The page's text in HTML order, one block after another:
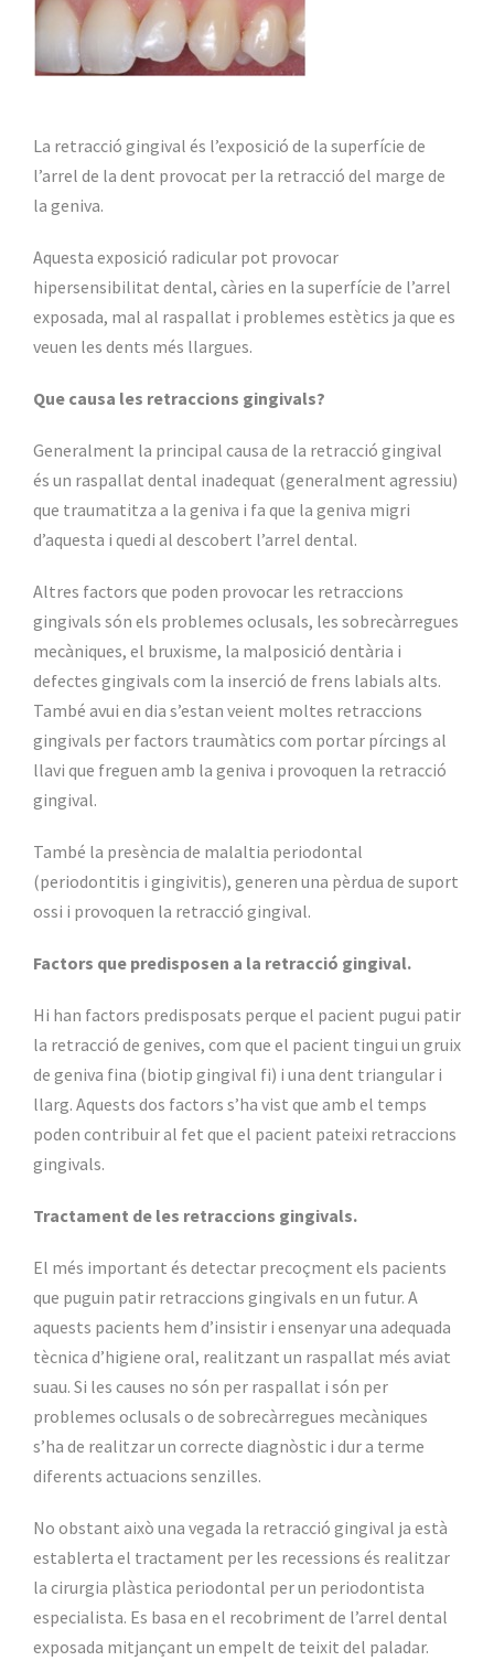
La retracció gingival és l’exposició de la superfície de
l’arrel de la dent provocat per la retracció del marge de
la geniva.
Aquesta exposició radicular pot provocar
hipersensibilitat dental, càries en la superfície de l’arrel
exposada, mal al raspallat i problemes estètics ja que es
veuen les dents més llargues.
Que causa les retraccions gingivals?
Generalment la principal causa de la retracció gingival
és un raspallat dental inadequat (generalment agressiu)
que traumatitza a la geniva i fa que la geniva migri
d’aquesta i quedi al descobert l’arrel dental.
Altres factors que poden provocar les retraccions
gingivals són els problemes oclusals, les sobrecàrregues
mecàniques, el bruxisme, la malposició dentària i
defectes gingivals com la inserció de frens labials alts.
També avui en dia s’estan veient moltes retraccions
gingivals per factors traumàtics com portar pírcings al
llavi que freguen amb la geniva i provoquen la retracció
gingival.
També la presència de malaltia periodontal
(periodontitis i gingivitis), generen una pèrdua de suport
ossi i provoquen la retracció gingival.
Factors que predisposen a la retracció gingival.
Hi han factors predisposats perque el pacient pugui patir
la retracció de genives, com que el pacient tingui un gruix
de geniva fina (biotip gingival fi) i una dent triangular i
llarg. Aquests dos factors s’ha vist que amb el temps
poden contribuir al fet que el pacient pateixi retraccions
gingivals.
Tractament de les retraccions gingivals.
El més important és detectar precoçment els pacients
que puguin patir retraccions gingivals en un futur. A
aquests pacients hem d’insistir i ensenyar una adequada
tècnica d’higiene oral, realitzant un raspallat més aviat
suau. Si les causes no són per raspallat i són per
problemes oclusals o de sobrecàrregues mecàniques
s’ha de realitzar un correcte diagnòstic i dur a terme
diferents actuacions senzilles.
No obstant això una vegada la retracció gingival ja està
establerta el tractament per les recessions és realitzar
la cirurgia plàstica periodontal per un periodontista
especialista. Es basa en el recobriment de l’arrel dental
exposada mitjançant un empelt de teixit del paladar.